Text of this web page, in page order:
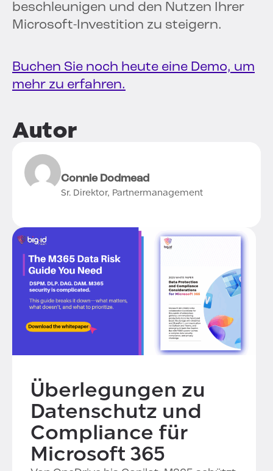
beschleunigen und den Nutzen Ihrer
Microsoft-Investition zu steigern.
Buchen Sie noch heute eine Demo, um
mehr zu erfahren.
Autor
Connie Dodmead
Sr. Direktor, Partnermanagement
Überlegungen zu
Datenschutz und
Compliance für
Microsoft 365